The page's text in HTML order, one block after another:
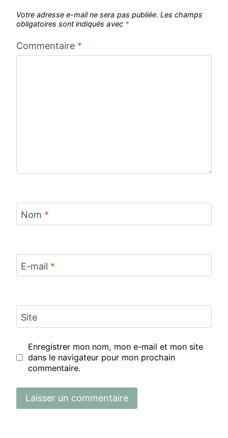
Votre adresse e-mail ne sera pas publiée. Les champs
obligatoires sont indiqués avec *
Commentaire *
Nom *
E-mail *
Site
Enregistrer mon nom, mon e-mail et mon site
dans le navigateur pour mon prochain
commentaire.